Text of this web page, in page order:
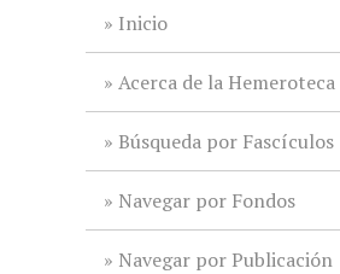
Inicio
Acerca de la Hemeroteca
Búsqueda por Fascículos
Navegar por Fondos
Navegar por Publicación